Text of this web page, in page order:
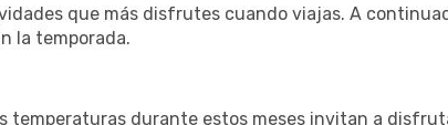
que más disfrutes cuando viajas. A
la temporada.
temperaturas durante estos meses invitan a